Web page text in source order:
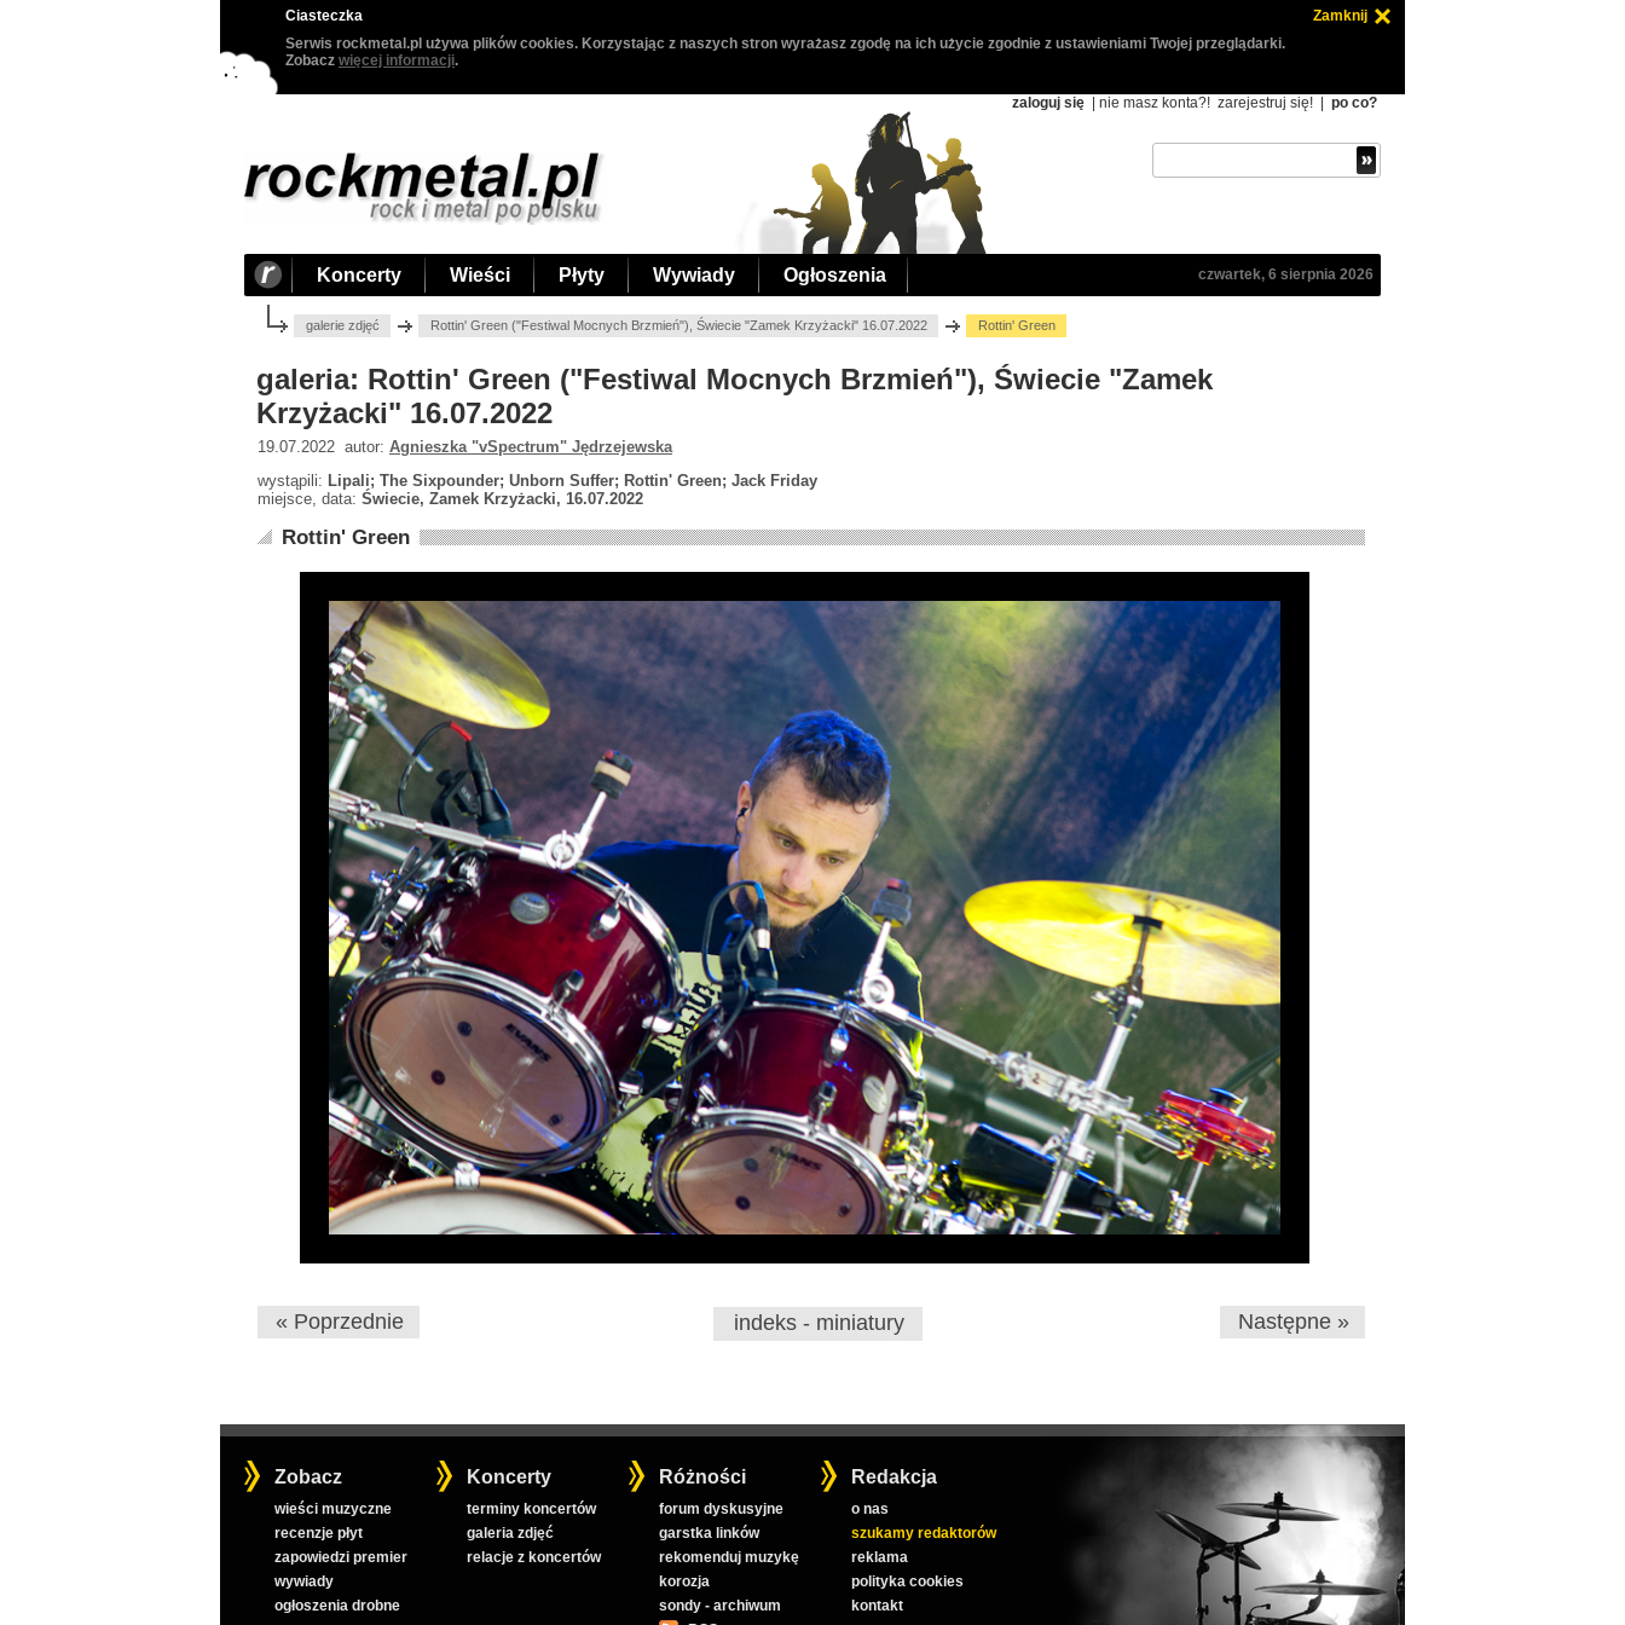
Ciasteczka
Zamknij
Serwis rockmetal.pl używa plików cookies. Korzystając z naszych stron wyrażasz zgodę na ich użycie zgodnie z ustawieniami Twojej przeglądarki.
Zobacz więcej informacji.
zaloguj się | nie masz konta?! zarejestruj się! po co?
Koncerty Wieści Płyty Wywiady Ogłoszenia czwartek, 6 sierpnia 2026
galerie zdjęć Rottin' Green ("Festiwal Mocnych Brzmień"), Świecie "Zamek Krzyżacki" 16.07.2022 Rottin' Green
galeria: Rottin' Green ("Festiwal Mocnych Brzmień"), Świecie "Zamek
Krzyżacki" 16.07.2022
19.07.2022 autor: Agnieszka "vSpectrum" Jędrzejewska
wystąpili: Lipali; The Sixpounder; Unborn Suffer; Rottin' Green; Jack Friday
miejsce, data: Świecie, Zamek Krzyżacki, 16.07.2022
Rottin' Green
« Poprzednie indeks - miniatury Następne »
Zobacz
wieści muzyczne
recenzje płyt
zapowiedzi premier
wywiady
ogłoszenia drobne
Koncerty
terminy koncertów
galeria zdjęć
relacje z koncertów
Różności
forum dyskusyjne
garstka linków
rekomenduj muzykę
korozja
sondy - archiwum
Redakcja
o nas
szukamy redaktorów
reklama
polityka cookies
kontakt